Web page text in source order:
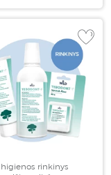
rinkinys